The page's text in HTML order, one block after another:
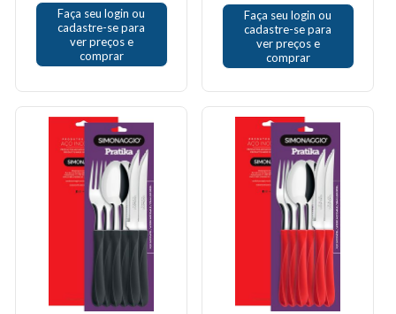
Faça seu login ou
cadastre-se para
ver preços e
comprar
Faça seu login ou
cadastre-se para
ver preços e
comprar